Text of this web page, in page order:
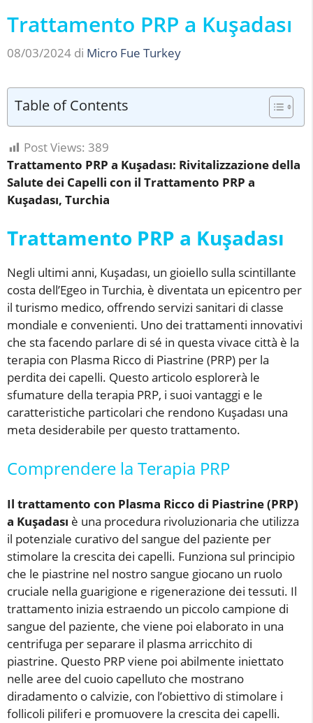
Trattamento PRP a Kuşadası
08/03/2024 di Micro Fue Turkey
Table of Contents
Post Views: 389
Trattamento PRP a Kuşadası: Rivitalizzazione della
Salute dei Capelli con il Trattamento PRP a
Kuşadası, Turchia
Trattamento PRP a Kuşadası
Negli ultimi anni, Kuşadası, un gioiello sulla scintillante
costa dell’Egeo in Turchia, è diventata un epicentro per
il turismo medico, offrendo servizi sanitari di classe
mondiale e convenienti. Uno dei trattamenti innovativi
che sta facendo parlare di sé in questa vivace città è la
terapia con Plasma Ricco di Piastrine (PRP) per la
perdita dei capelli. Questo articolo esplorerà le
sfumature della terapia PRP, i suoi vantaggi e le
caratteristiche particolari che rendono Kuşadası una
meta desiderabile per questo trattamento.
Comprendere la Terapia PRP
Il trattamento con Plasma Ricco di Piastrine (PRP)
a Kuşadası è una procedura rivoluzionaria che utilizza
il potenziale curativo del sangue del paziente per
stimolare la crescita dei capelli. Funziona sul principio
che le piastrine nel nostro sangue giocano un ruolo
cruciale nella guarigione e rigenerazione dei tessuti. Il
trattamento inizia estraendo un piccolo campione di
sangue del paziente, che viene poi elaborato in una
centrifuga per separare il plasma arricchito di
piastrine. Questo PRP viene poi abilmente iniettato
nelle aree del cuoio capelluto che mostrano
diradamento o calvizie, con l’obiettivo di stimolare i
follicoli piliferi e promuovere la crescita dei capelli.